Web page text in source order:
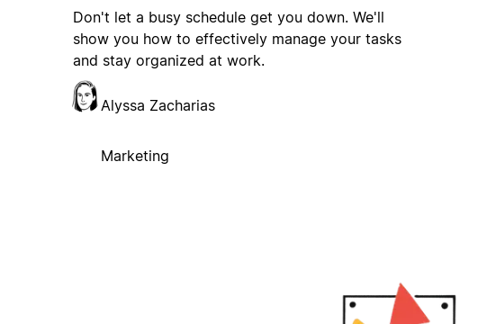
Don't let a busy schedule get you down. We'll
show you how to effectively manage your tasks
and stay organized at work.
Alyssa Zacharias
Marketing